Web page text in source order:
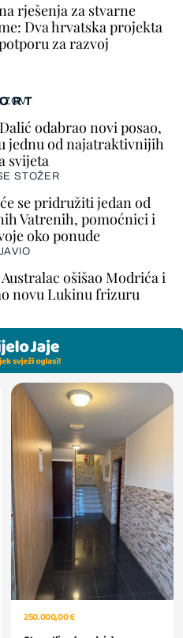
odabrao novi posao,
jednu od najatraktivnijih
svijeta
STOŽER
se pridružiti jedan od
Vatrenih, pomoćnici i
oko ponude
ošišao Modrića i
novu Lukinu frizuru
rješenja za stvarne
Dva hrvatska projekta
za razvoj
250.000,00 €